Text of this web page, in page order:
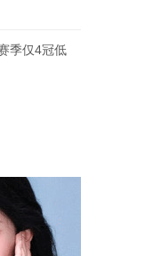
季仅4冠低